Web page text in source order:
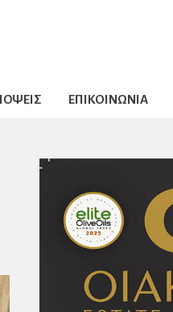
ΕΠΙΚΟΙΝΩΝΙΑ